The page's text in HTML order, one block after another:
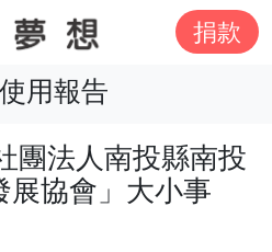
捐款
用報告
團法人南投縣南投
展協會」大小事